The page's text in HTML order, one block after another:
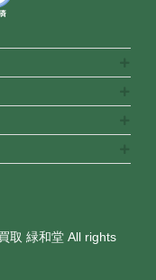
取 緑和堂 All rights